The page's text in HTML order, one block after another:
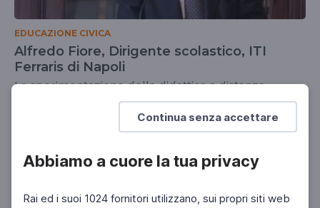
Continua senza accettare
Abbiamo a cuore la tua privacy
Rai ed i suoi 1024 fornitori utilizzano, sui propri siti web
EDUCAZIONE CIVICA
Alfredo Fiore, Dirigente scolastico, ITI
Ferraris di Napoli
La sperimentazione della didattica a distanza